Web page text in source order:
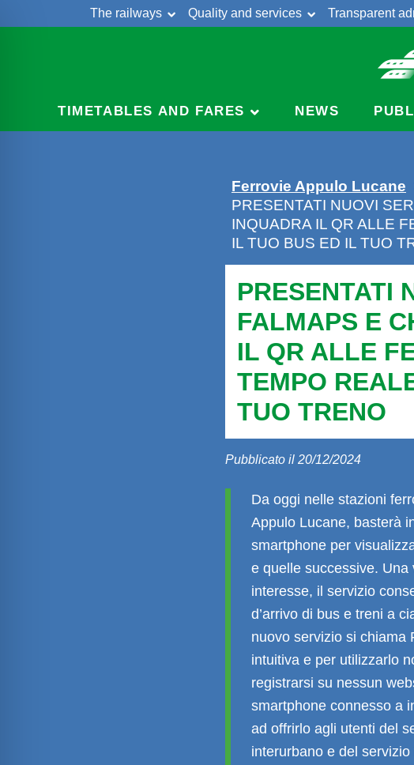
The railways Quality and services
Transparent
TIMETABLES AND FARES NEWS
Ferrovie Appulo Lucane
PRESENTATI NUOVI
INQUADRA IL QR ALLE
IL TUO BUS ED IL TUO
PRESENTATI
FALMAPS E
IL QR ALLE
TEMPO
TUO TRENO
Pubblicato il 20/12/2024
Da oggi nelle stazioni
Appulo Lucane, basterà
smartphone per
e quelle successive.
interesse, il servizio
d’arrivo di bus e treni a
nuovo servizio si chiama
intuitiva e per utilizzarlo
registrarsi su nessun
smartphone connesso a
ad offrirlo agli utenti del
interurbano e del